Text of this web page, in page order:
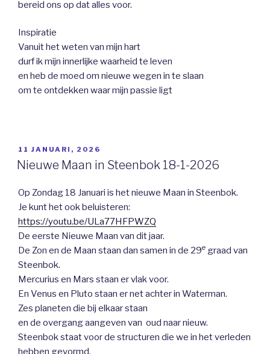
bereid ons op dat alles voor.
Inspiratie
Vanuit het weten van mijn hart
durf ik mijn innerlijke waarheid te leven
en heb de moed om nieuwe wegen in te slaan
om te ontdekken waar mijn passie ligt
GEPLAATST
OP
11 JANUARI, 2026
Nieuwe Maan in Steenbok 18-1-2026
Op Zondag 18 Januari is het nieuwe Maan in Steenbok.
Je kunt het ook beluisteren:
https://youtu.be/ULa77HFPWZQ
De eerste Nieuwe Maan van dit jaar.
De Zon en de Maan staan dan samen in de 29e graad van
Steenbok.
Mercurius en Mars staan er vlak voor.
En Venus en Pluto staan er net achter in Waterman.
Zes planeten die bij elkaar staan
en de overgang aangeven van oud naar nieuw.
Steenbok staat voor de structuren die we in het verleden
hebben gevormd,